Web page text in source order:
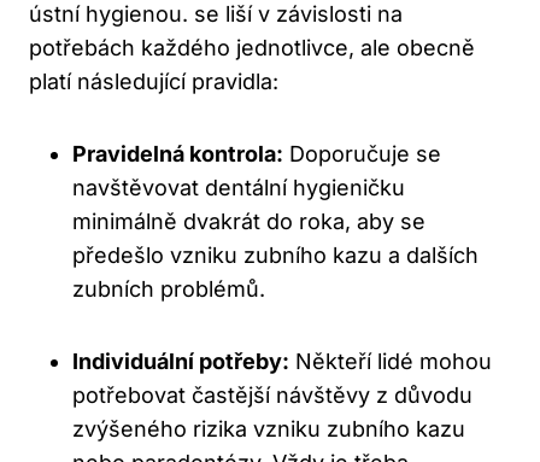
ústní hygienou. se liší v závislosti na
potřebách každého jednotlivce, ale obecně
platí následující pravidla:
Pravidelná kontrola: Doporučuje se
navštěvovat dentální hygieničku
minimálně dvakrát do roka, aby se
předešlo vzniku zubního kazu a dalších
zubních problémů.
Individuální potřeby: Někteří lidé mohou
potřebovat častější návštěvy z důvodu
zvýšeného rizika vzniku zubního kazu